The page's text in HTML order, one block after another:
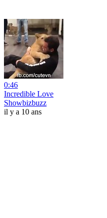
0:46
Incredible Love
Showbizbuzz
il y a 10 ans